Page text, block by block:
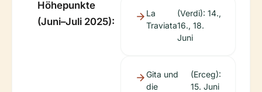
Höhepunkte
(Juni–Juli 2025):
La
Traviata
(Verdi): 14.,
16., 18.
Juni
Gita und
die
(Erceg):
15. Juni